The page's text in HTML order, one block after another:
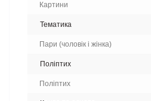
Картини
Тематика
Пари (чоловік і жінка)
Поліптих
Поліптих